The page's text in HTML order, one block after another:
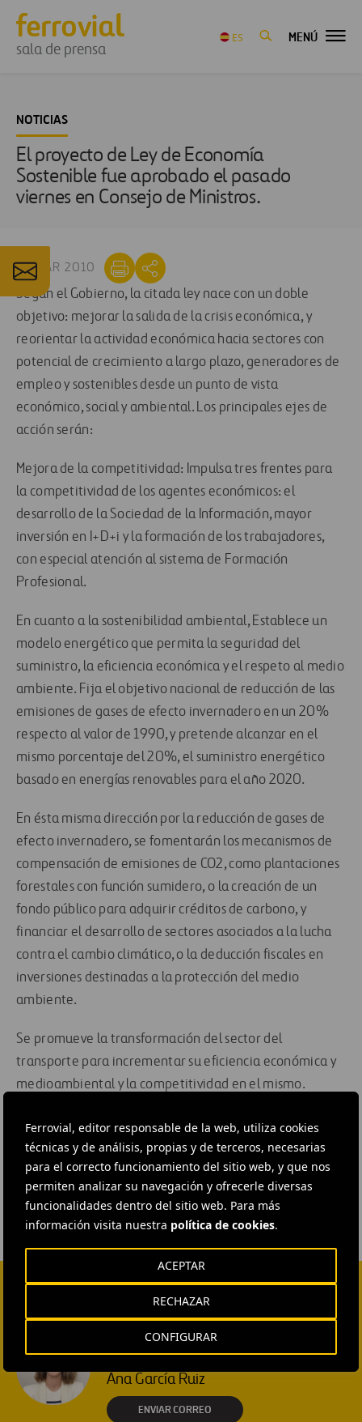
Ferrovial, editor responsable de la web, utiliza cookies
técnicas y de análisis, propias y de terceros, necesarias
para el correcto funcionamiento del sitio web, y que nos
permiten analizar su navegación y ofrecerle diversas
funcionalidades dentro del sitio web. Para más
información visita nuestra política de cookies.
CONFIGURAR
RECHAZAR
ACEPTAR
sala de prensa
ES MENÚ
NOTICIAS
El proyecto de Ley de Economía
Sostenible fue aprobado el pasado
viernes en Consejo de Ministros.
29 MAR 2010
Según el Gobierno, la citada ley nace con un doble
objetivo: mejorar la salida de la crisis económica, y
reorientar la actividad económica hacia sectores con
potencial de crecimiento a largo plazo, generadores de
empleo y sostenibles desde un punto de vista
económico, social y ambiental. Los principales ejes de
acción serán:
Mejora de la competitividad: Impulsa tres frentes para
la competitividad de los agentes económicos: el
desarrollo de la Sociedad de la Información, mayor
inversión en I+D+i y la formación de los trabajadores,
con especial atención al sistema de Formación
Profesional.
En cuanto a la sostenibilidad ambiental, Establece un
modelo energético que permita la seguridad del
suministro, la eficiencia económica y el respeto al medio
ambiente. Fija el objetivo nacional de reducción de las
emisiones de gases de efecto invernadero en un 20%
respecto al valor de 1990, y pretende alcanzar en el
mismo porcentaje del 20%, el suministro energético
basado en energías renovables para el año 2020.
En ésta misma dirección por la reducción de gases de
efecto invernadero, se fomentarán los mecanismos de
compensación de emisiones de CO2, como plantaciones
forestales con función sumidero, o la creación de un
fondo público para adquirir créditos de carbono, y
financiar el desarrollo de sectores asociados a la lucha
contra el cambio climático, o la deducción fiscales en
inversiones destinadas a la protección del medio
ambiente.
Se promueve la transformación del sector del
transporte para incrementar su eficiencia económica y
medioambiental y la competitividad en el mismo.
Fuente:europapress
#Conservación del medio ambiente
CONTACTA CON NOSOTROS
HEAD OF EXTERNAL
Ana García Ruiz
ENVIAR CORREO